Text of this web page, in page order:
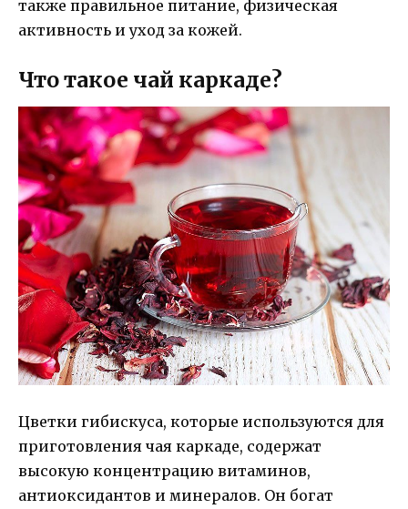
также правильное питание, физическая
активность и уход за кожей.
Что такое чай каркаде?
Цветки гибискуса, которые используются для
приготовления чая каркаде, содержат
высокую концентрацию витаминов,
антиоксидантов и минералов. Он богат